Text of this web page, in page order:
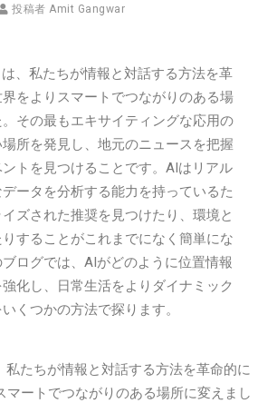
投稿者 Amit Gangwar
、私たちが情報と対話する方法を革
をよりスマートでつながりのある場
その最もエキサイティングな応用の
所を発見し、地元のニュースを把握
トを見つけることです。AIはリアル
ータを分析する能力を持っているた
ズされた推奨を見つけたり、環境と
することがこれまでになく簡単にな
ログでは、AIがどのように位置情報
化し、日常生活をよりダイナミック
くつかの方法で探ります。
私たちが情報と対話する方法を革命的に
マートでつながりのある場所に変えまし